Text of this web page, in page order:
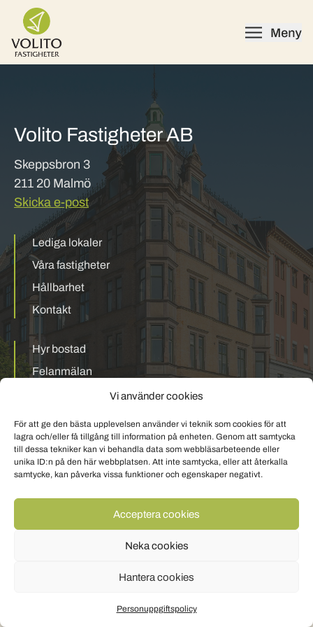
Vi använder cookies
För att ge den bästa upplevelsen använder vi teknik som cookies för att
lagra och/eller få tillgång till information på enheten. Genom att samtycka
till dessa tekniker kan vi behandla data som webbläsarbeteende eller
unika ID:n på den här webbplatsen. Att inte samtycka, eller att återkalla
samtycke, kan påverka vissa funktioner och egenskaper negativt.
Acceptera cookies
Neka cookies
Hantera cookies
Personuppgiftspolicy
Skip to content
Volito Fastigheter AB
Skeppsbron 3
211 20 Malmö
Skicka e-post
Lediga lokaler
Våra fastigheter
Hållbarhet
Kontakt
Hyr bostad
Felanmälan
Personuppgiftspolicy Om cookies